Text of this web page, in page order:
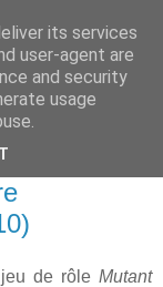
de rôle Mutant
its services
user-agent are
and security
usage